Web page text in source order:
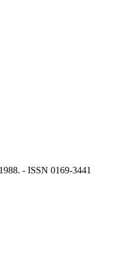
- ISSN 0169-3441